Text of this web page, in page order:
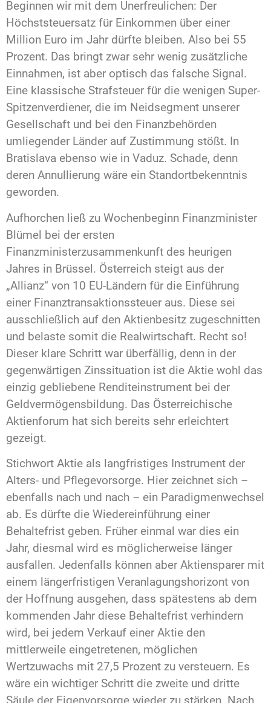
Beginnen wir mit dem Unerfreulichen: Der
Höchststeuersatz für Einkommen über einer
Million Euro im Jahr dürfte bleiben. Also bei 55
Prozent. Das bringt zwar sehr wenig zusätzliche
Einnahmen, ist aber optisch das falsche Signal.
Eine klassische Strafsteuer für die wenigen Super-
Spitzenverdiener, die im Neidsegment unserer
Gesellschaft und bei den Finanzbehörden
umliegender Länder auf Zustimmung stößt. In
Bratislava ebenso wie in Vaduz. Schade, denn
deren Annullierung wäre ein Standortbekenntnis
geworden.
Aufhorchen ließ zu Wochenbeginn Finanzminister
Blümel bei der ersten
Finanzministerzusammenkunft des heurigen
Jahres in Brüssel. Österreich steigt aus der
„Allianz“ von 10 EU-Ländern für die Einführung
einer Finanztransaktionssteuer aus. Diese sei
ausschließlich auf den Aktienbesitz zugeschnitten
und belaste somit die Realwirtschaft. Recht so!
Dieser klare Schritt war überfällig, denn in der
gegenwärtigen Zinssituation ist die Aktie wohl das
einzig gebliebene Renditeinstrument bei der
Geldvermögensbildung. Das Österreichische
Aktienforum hat sich bereits sehr erleichtert
gezeigt.
Stichwort Aktie als langfristiges Instrument der
Alters- und Pflegevorsorge. Hier zeichnet sich –
ebenfalls nach und nach – ein Paradigmenwechsel
ab. Es dürfte die Wiedereinführung einer
Behaltefrist geben. Früher einmal war dies ein
Jahr, diesmal wird es möglicherweise länger
ausfallen. Jedenfalls können aber Aktiensparer mit
einem längerfristigen Veranlagungshorizont von
der Hoffnung ausgehen, dass spätestens ab dem
kommenden Jahr diese Behaltefrist verhindern
wird, bei jedem Verkauf einer Aktie den
mittlerweile eingetretenen, möglichen
Wertzuwachs mit 27,5 Prozent zu versteuern. Es
wäre ein wichtiger Schritt die zweite und dritte